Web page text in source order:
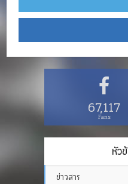
67,117
Fans
หัว
ข่าวสาร